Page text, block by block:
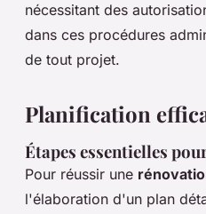
nécessitant des
dans ces procédures
de tout projet.
Planification
Étapes essentielles
Pour réussir une
l'élaboration d'un plan